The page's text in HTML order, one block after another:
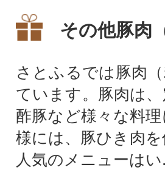
その他豚肉
さとふるでは豚肉
ています。豚肉は
酢豚など様々な料
様には、豚ひき肉
人気のメニューはい